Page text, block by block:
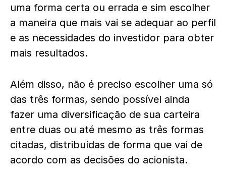
uma forma certa ou errada e sim escolher
a maneira que mais vai se adequar ao perfil
e as necessidades do investidor para obter
mais resultados.
Além disso, não é preciso escolher uma só
das três formas, sendo possível ainda
fazer uma diversificação de sua carteira
entre duas ou até mesmo as três formas
citadas, distribuídas de forma que vai de
acordo com as decisões do acionista.